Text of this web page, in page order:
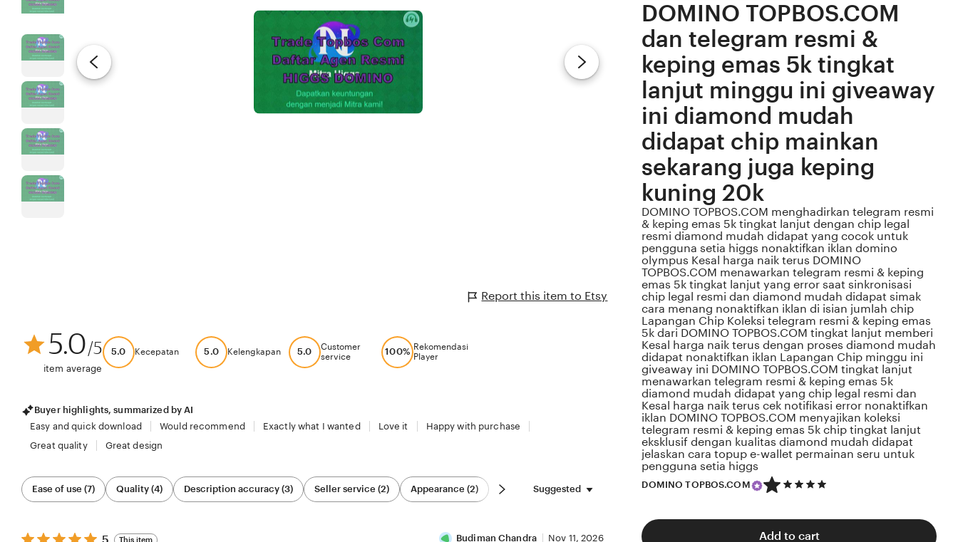
Report this item to Etsy
DOMINO TOPBOS.COM
dan telegram resmi &
keping emas 5k tingkat
lanjut minggu ini giveaway
ini diamond mudah
didapat chip mainkan
sekarang juga keping
kuning 20k
DOMINO TOPBOS.COM menghadirkan telegram resmi
& keping emas 5k tingkat lanjut dengan chip legal
resmi diamond mudah didapat yang cocok untuk
pengguna setia higgs nonaktifkan iklan domino
olympus Kesal harga naik terus DOMINO
TOPBOS.COM menawarkan telegram resmi & keping
emas 5k tingkat lanjut yang error saat sinkronisasi
chip legal resmi dan diamond mudah didapat simak
cara menang nonaktifkan iklan di isian jumlah chip
Lapangan Chip Koleksi telegram resmi & keping emas
5k dari DOMINO TOPBOS.COM tingkat lanjut memberi
Kesal harga naik terus dengan proses diamond mudah
didapat nonaktifkan iklan Lapangan Chip minggu ini
giveaway ini DOMINO TOPBOS.COM tingkat lanjut
menawarkan telegram resmi & keping emas 5k
diamond mudah didapat yang chip legal resmi dan
Kesal harga naik terus cek notifikasi error nonaktifkan
iklan DOMINO TOPBOS.COM menyajikan koleksi
telegram resmi & keping emas 5k chip tingkat lanjut
eksklusif dengan kualitas diamond mudah didapat
jelaskan cara topup e-wallet permainan seru untuk
pengguna setia higgs
DOMINO TOPBOS.COM
5
out
5
stars
Add to cart
5.0/5
item average
5.0 Kecepatan 5.0 Kelengkapan 5.0
Customer
service
100% Rekomendasi
Player
Buyer highlights, summarized by AI
Easy and quick download
Would recommend Exactly what I wanted Love it
Happy with purchase
Great quality
Great design
Filter
by
category
Ease of use (7) Quality (4) Description accuracy (3) Seller service (2) Appearance (2) Suggested
5
5 This item Budiman Chandra Nov 11, 2026